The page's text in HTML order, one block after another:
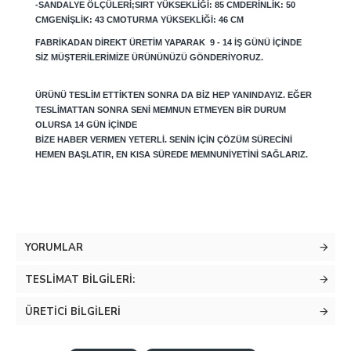
-SANDALYE ÖLÇÜLERI;SIRT YÜKSEKLIĞI: 85 CMDERINLIK: 50
CMGENIŞLIK: 43 CMOTURMA YÜKSEKLIĞI: 46 CM
FABRIKADAN DIREKT ÜRETIM YAPARAK 9 - 14 IŞ GÜNÜ IÇINDE
SIZ MÜŞTERILERIMIZE ÜRÜNÜNÜZÜ GÖNDERIYORUZ.
ÜRÜNÜ TESLIM ETTIKTEN SONRA DA BIZ HEP YANINDAYIZ. EĞER
TESLIMATTAN SONRA SENI MEMNUN ETMEYEN BIR DURUM
OLURSA 14 GÜN IÇINDE
BIZE HABER VERMEN YETERLI. SENIN IÇIN ÇÖZÜM SÜRECINI
HEMEN BAŞLATIR, EN KISA SÜREDE MEMNUNIYETINI SAĞLARIZ.
YORUMLAR
TESLIMAT BILGILERI:
ÜRETICI BILGILERI